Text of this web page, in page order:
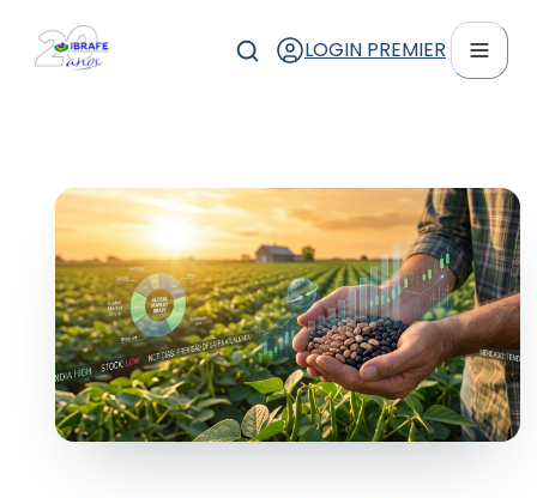
LOGIN PREMIER